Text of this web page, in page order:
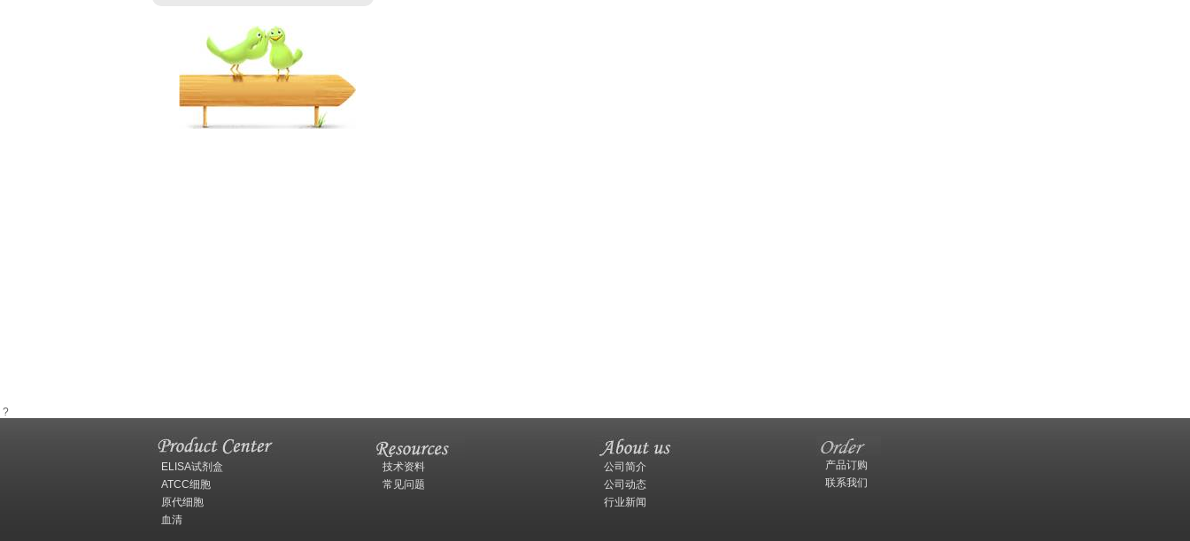
?
ELISA试剂盒
ATCC细胞
原代细胞
血清
技术资料
常见问题
公司简介
公司动态
行业新闻
产品订购
联系我们